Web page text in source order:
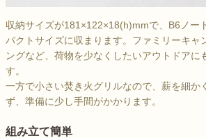
収納サイズが181×122×18(h)mmで、B6ノー
パクトサイズに収まります。ファミリーキャ
ングなど、荷物を少なくしたいアウトドアに
す。
一方で小さい焚き火グリルなので、薪を細か
ず、準備に少し手間がかかります。
組み立て簡単